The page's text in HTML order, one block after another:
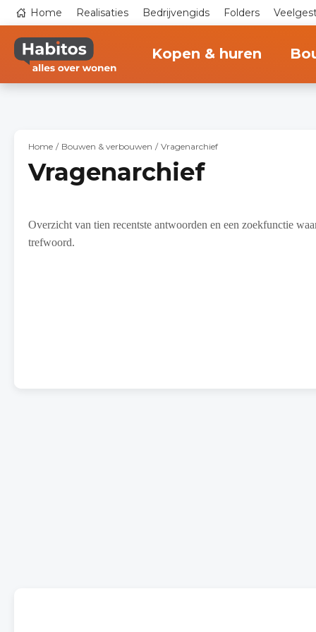
naar
inhoud
gaan
Top
navigation
Home Realisaties Bedrijvengids Folders
Kopen & huren
Home Bouwen & verbouwen Vragenarchief
Vragenarchief
Overzicht van tien recentste antwoorden en een zoekfunctie
trefwoord.